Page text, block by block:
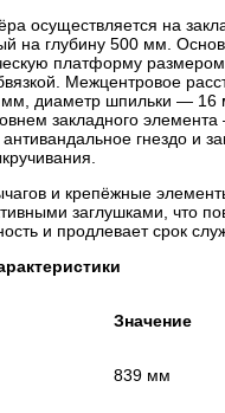
осуществляется на
на глубину 500 мм.
платформу
Межцентровое
мм, диаметр шпильки — 16
закладного
гнездо и
и крепёжные
заглушками, что
и продлевает срок
Значение
839 мм